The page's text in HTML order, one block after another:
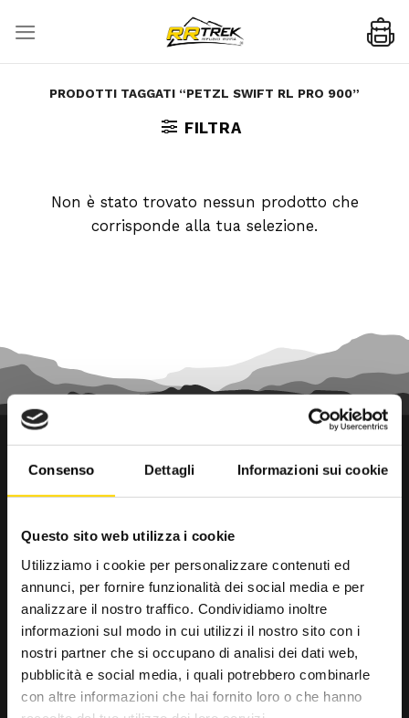
Consenso Dettagli Informazioni sui cookie
Questo sito web utilizza i cookie
Utilizziamo i cookie per personalizzare contenuti ed
annunci, per fornire funzionalità dei social media e per
analizzare il nostro traffico. Condividiamo inoltre
informazioni sul modo in cui utilizzi il nostro sito con i
nostri partner che si occupano di analisi dei dati web,
pubblicità e social media, i quali potrebbero combinarle
con altre informazioni che hai fornito loro o che hanno
content
PRODOTTI TAGGATI “PETZL SWIFT RL PRO 900”
FILTRA
Non è stato trovato nessun prodotto che
corrisponde alla tua selezione.
Da trenta anni il punto di riferimento
per gli amanti dell’outdoor.
RRTrek
4.6